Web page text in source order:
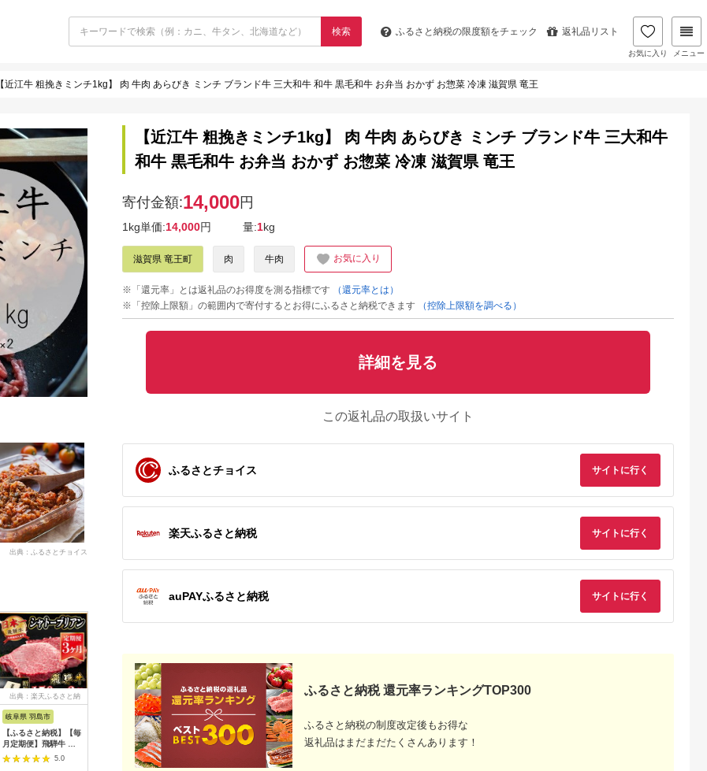
検索 ふるさと納税の限度額をチェック 返礼品リスト
お気に入り メニュー
【近江牛 粗挽きミンチ1kg】 肉 牛肉 あらびき ミンチ ブランド牛 三大和牛 和牛 黒毛和牛 お弁当 おかず お惣菜 冷凍 滋賀県 竜王
出典：ふるさとチョイス
出典：楽天ふるさと納
岐阜県 羽島市
【ふるさと納税】【毎
月定期便】飛騨牛 シ
ャトーブリアン
450g(150g×3枚)【冷
5.0
出典：JRE MALLふる
さと納税
長野県 阿智村
幻の美味「村沢牛」焼
肉用 350g（モモ・
バラ・ロース）｜ 牛
肉 お肉 肉 和牛 焼肉
5.0
出典：ふるラボ
岐阜県 中津川市
【数量限定！チルド
（冷蔵）発送！】「飛
騨牛」A5等級サーロ
インステーキ 200g×2
5.0
出典：ふるさとプレミ
【C2-019】博多和牛
モモ焼肉用・スライス
出典：ふるなび
松阪牛カイノミステー
キ150g×4枚 SS74
【近江牛 粗挽きミンチ1kg】 肉 牛肉 あらびき ミンチ ブランド牛 三大和牛
和牛 黒毛和牛 お弁当 おかず お惣菜 冷凍 滋賀県 竜王
寄付金額:14,000円
1kg単価:14,000円 量:1kg
滋賀県 竜王町 肉 牛肉 お気に入り
※「還元率」とは返礼品のお得度を測る指標です
（還元率とは）
※「控除上限額」の範囲内で寄付するとお得にふるさと納税できます
（控除上限額を調べる）
詳細を見る
この返礼品の取扱いサイト
ふるさとチョイス サイトに行く
楽天ふるさと納税 サイトに行く
auPAYふるさと納税 サイトに行く
ふるさと納税 還元率ランキングTOP300
ふるさと納税の制度改定後もお得な
返礼品はまだまだたくさんあります！